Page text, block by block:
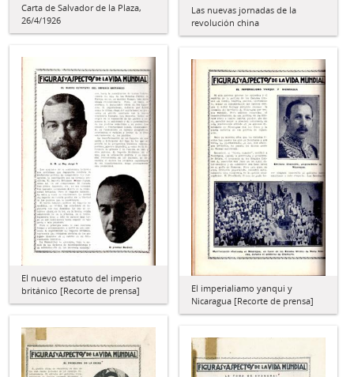
Las nuevas jornadas de la
revolución china
Carta de Salvador de la Plaza,
26/4/1926
El nuevo estatuto del imperio
británico [Recorte de prensa]
El imperialiamo yanqui y
Nicaragua [Recorte de prensa]